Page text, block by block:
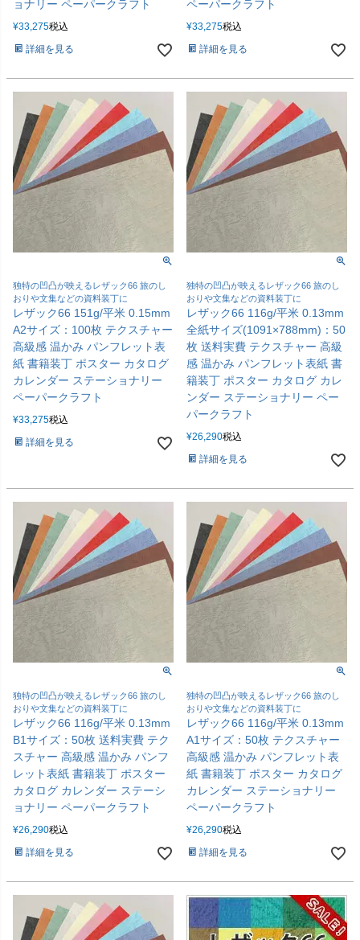
ョナリー ペーパークラフト
¥33,275税込
詳細を見る
ペーパークラフト
¥33,275税込
詳細を見る
独特の凹凸が映えるレザック66 旅のし
おりや文集などの資料装丁に
レザック66 151g/平米 0.15mm
A2サイズ：100枚 テクスチャー
高級感 温かみ パンフレット表
紙 書籍装丁 ポスター カタログ
カレンダー ステーショナリー
ペーパークラフト
¥33,275税込
詳細を見る
独特の凹凸が映えるレザック66 旅のし
おりや文集などの資料装丁に
レザック66 116g/平米 0.13mm
全紙サイズ(1091×788mm)：50
枚 送料実費 テクスチャー 高級
感 温かみ パンフレット表紙 書
籍装丁 ポスター カタログ カレ
ンダー ステーショナリー ペー
パークラフト
¥26,290税込
詳細を見る
独特の凹凸が映えるレザック66 旅のし
おりや文集などの資料装丁に
レザック66 116g/平米 0.13mm
B1サイズ：50枚 送料実費 テク
スチャー 高級感 温かみ パンフ
レット表紙 書籍装丁 ポスター
カタログ カレンダー ステーシ
ョナリー ペーパークラフト
¥26,290税込
詳細を見る
独特の凹凸が映えるレザック66 旅のし
おりや文集などの資料装丁に
レザック66 116g/平米 0.13mm
A1サイズ：50枚 テクスチャー
高級感 温かみ パンフレット表
紙 書籍装丁 ポスター カタログ
カレンダー ステーショナリー
ペーパークラフト
¥26,290税込
詳細を見る